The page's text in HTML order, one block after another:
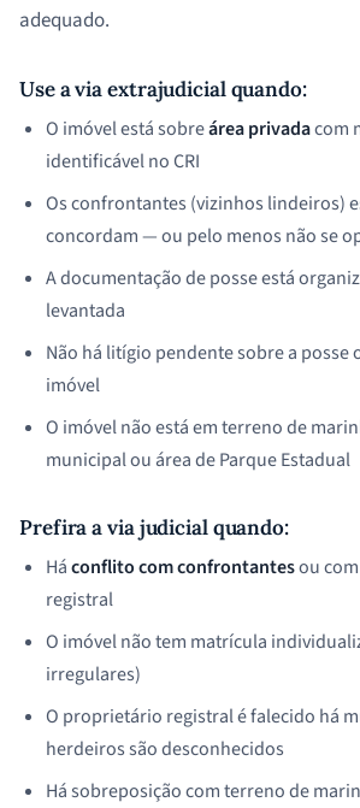
adequado.
Use a via extrajudicial quando:
O imóvel está sobreárea privadacom
identificável no CRI
Os confrontantes (vizinhos lindeiros)
concordam — ou pelo menos não se
A documentação de posse está
levantada
Não há litígio pendente sobre a posse
imóvel
O imóvel não está em terreno de
municipal ou área de Parque Estadual
Prefira a via judicial quando:
Háconflito com confrontantesou
registral
O imóvel não tem matrícula
irregulares)
O proprietário registral é falecido há
herdeiros são desconhecidos
Há sobreposição com terreno de